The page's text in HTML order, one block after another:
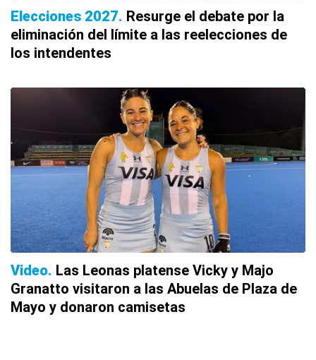
Elecciones 2027 Resurge el debate por la
eliminación del límite a las reelecciones de
los intendentes
Video Las Leonas platense Vicky y Majo
Granatto visitaron a las Abuelas de Plaza de
Mayo y donaron camisetas